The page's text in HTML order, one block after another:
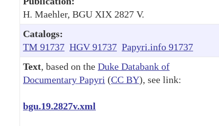
H. Maehler, BGU XIX 2827 V.
Catalogs:
TM 91737 HGV 91737 Papyri.info 91737
Text, based on the Duke Databank of
Documentary Papyri (CC BY), see link:
bgu.19.2827v.xml